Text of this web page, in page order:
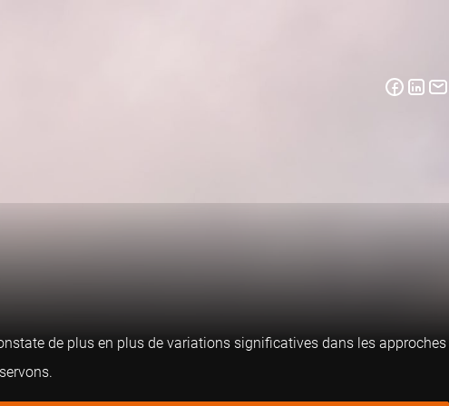
de plus en plus de variations significatives dans les approches